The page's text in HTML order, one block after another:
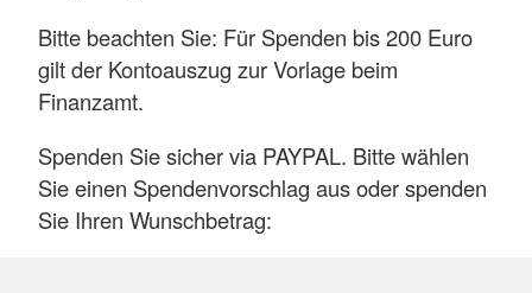
Bitte beachten Sie: Für Spenden bis 200 Euro
gilt der Kontoauszug zur Vorlage beim
Finanzamt.
Spenden Sie sicher via PAYPAL. Bitte wählen
Sie einen Spendenvorschlag aus oder spenden
Sie Ihren Wunschbetrag: